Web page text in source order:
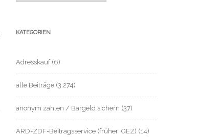
KATEGORIEN
Adresskauf(6)
alle Beiträge (3.274)
anonym zahlen / Bargeld sichern (37)
ARD-ZDF-Beitragsservice (früher: GEZ) (14)